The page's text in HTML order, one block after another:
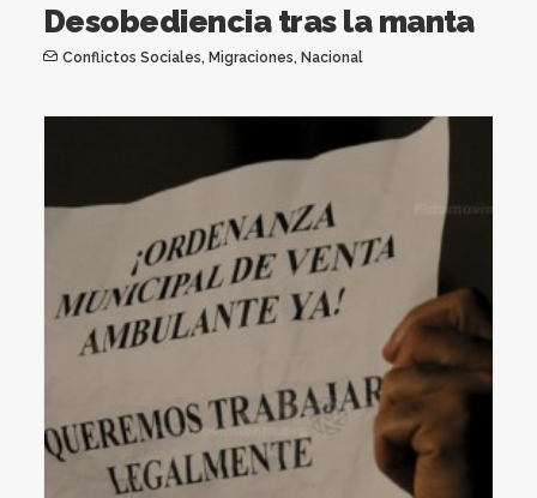
Desobediencia tras la manta
Conflictos Sociales, Migraciones, Nacional